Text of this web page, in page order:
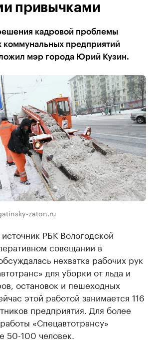
привычками
кадровой проблемы
коммунальных предприятий
мэр города Юрий Кузин.
zaton.ru
РБК Вологодской
совещании в
нехватка рабочих рук
для уборки от льда и
остановок и пешеходных
этой работой занимается 116
предприятия. Для более
«Спецавтотрансу»
50-100 человек.